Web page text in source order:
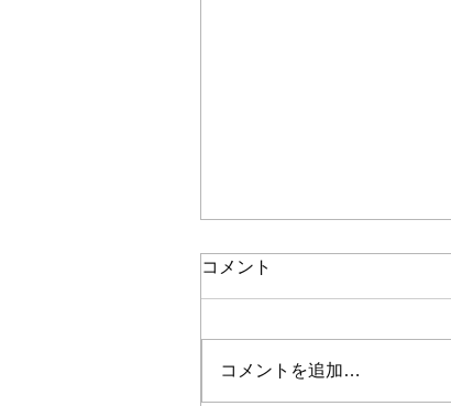
コメント
コメントを追加…